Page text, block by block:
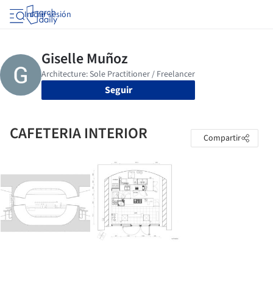
Iniciar sesión
Seguir
CAFETERIA INTERIOR Compartir